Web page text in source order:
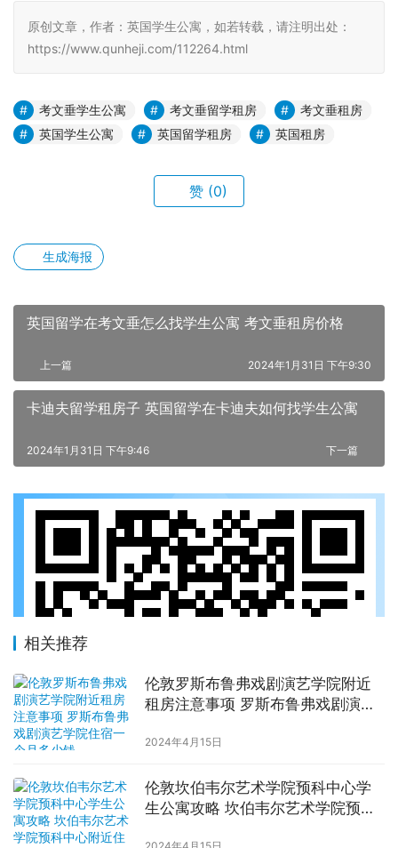
原创文章，作者：英国学生公寓，如若转载，请注明出处：
https://www.qunheji.com/112264.html
考文垂学生公寓 考文垂留学租房
考文垂租房
英国学生公寓
英国留学租房 英国租房
赞 (0)
生成海报
英国留学在考文垂怎么找学生公寓 考文垂租房价格
上一篇 2024年1月31日 下午9:30
卡迪夫留学租房子 英国留学在卡迪夫如何找学生公寓
下一篇
2024年1月31日 下午9:46
相关推荐
伦敦罗斯布鲁弗戏剧演艺学院附近
租房注意事项 罗斯布鲁弗戏剧演艺
2024年4月15日
伦敦坎伯韦尔艺术学院预科中心学
生公寓攻略 坎伯韦尔艺术学院预科